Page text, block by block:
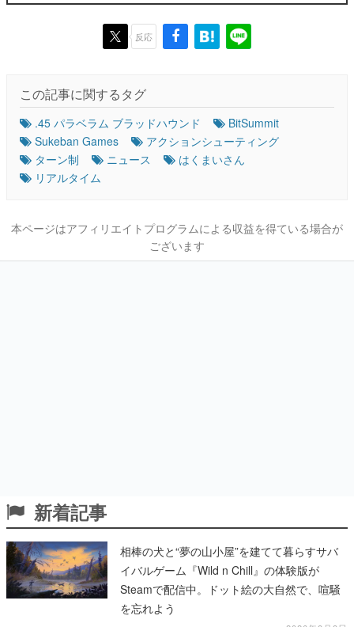
反応
この記事に関するタグ
.45 パラベラム ブラッドハウンド
BitSummit
Sukeban Games
アクションシューティング
ターン制
ニュース
はくまいさん
リアルタイム
本ページはアフィリエイトプログラムによる収益を得ている場合が
ございます
新着記事
相棒の犬と“夢の山小屋”を建てて暮らすサバ
イバルゲーム『Wild n Chill』の体験版が
Steamで配信中。ドット絵の大自然で、喧騒
を忘れよう